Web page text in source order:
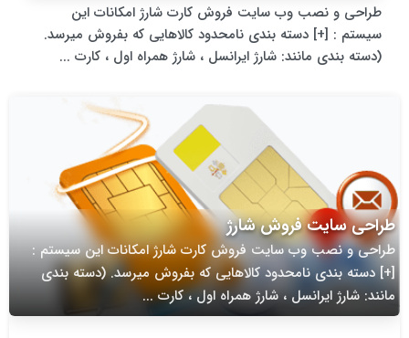
طراحی و نصب وب سایت فروش کارت شارژ امکانات این
سیستم : [+] دسته بندی نامحدود کالاهایی که بفروش میرسد.
(دسته بندی مانند: شارژ ایرانسل ، شارژ همراه اول ، کارت ...
طراحی سایت فروش شارژ
طراحی و نصب وب سایت فروش کارت شارژ امکانات این سیستم :
[+] دسته بندی نامحدود کالاهایی که بفروش میرسد. (دسته بندی
مانند: شارژ ایرانسل ، شارژ همراه اول ، کارت ...